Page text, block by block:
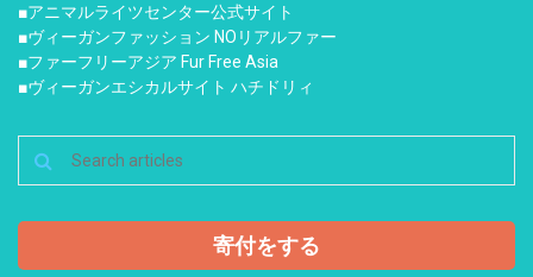
■アニマルライツセンター公式サイト
■ヴィーガンファッション NOリアルファー
■ファーフリーアジア Fur Free Asia
■ヴィーガンエシカルサイト ハチドリィ
寄付をする